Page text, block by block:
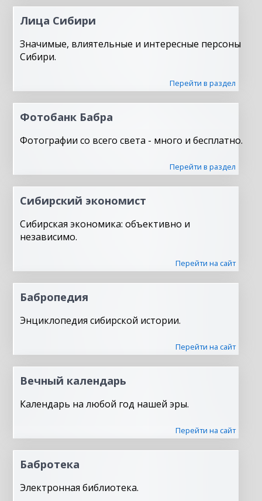
Лица Сибири
Значимые, влиятельные и интересные персоны
Сибири.
Перейти в раздел
Фотобанк Бабра
Фотографии со всего света - много и бесплатно.
Перейти в раздел
Сибирский экономист
Сибирская экономика: объективно и
независимо.
Перейти на сайт
Бабропедия
Энциклопедия сибирской истории.
Перейти на сайт
Вечный календарь
Календарь на любой год нашей эры.
Перейти на сайт
Бабротека
Электронная библиотека.